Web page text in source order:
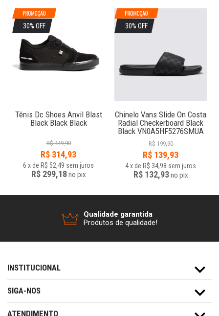
30% OFF
Tênis Dc Shoes Anvil Blast
Black Black Black
R$ 449,90
R$ 314,93
6 xde R$ 52,49 sem juros
R$ 299,18no pix
30% OFF
Chinelo Vans Slide On Costa
Radial Checkerboard Black
Black VN0A5HF5276SMUA
R$ 199,90
R$ 139,93
4xde R$ 34,98 sem juros
R$ 132,93no pix
Qualidade garantida
Produtos de qualidade!
INSTITUCIONAL
SIGA-NOS
ATENDIMENTO